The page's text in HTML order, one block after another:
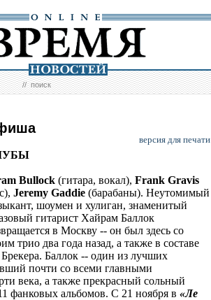
//поиск
версия для печати
Bullock (гитара, вокал), Frank Gravis
Jeremy Gaddie (барабаны). Неутомимый
шоумен и хулиган, знаменитый
гитарист Хайрам Баллок
в Москву -- он был здесь со
трио два года назад, а также в составе
Баллок -- один из лучших
почти со всеми главными
века, а также прекрасный сольный
фанковых альбомов. С 21 ноября в «Ле